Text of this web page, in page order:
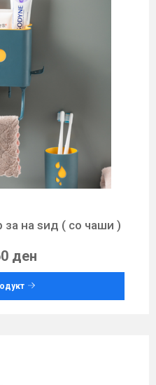
за на ѕид ( со чаши )
ден